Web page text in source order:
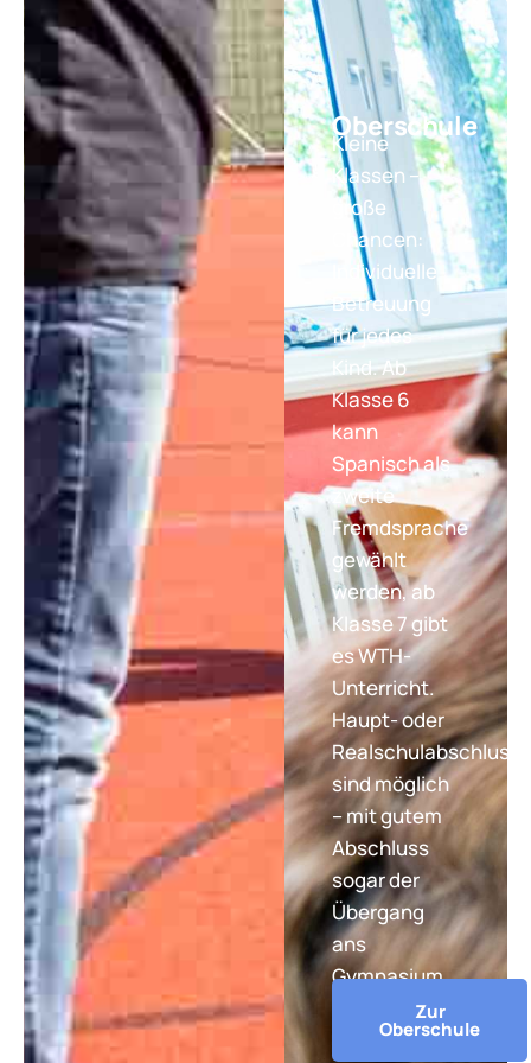
Oberschule
Kleine
Klassen –
große
Chancen:
Individuelle
Betreuung
für jedes
Kind. Ab
Klasse 6
kann
Spanisch als
zweite
Fremdsprache
gewählt
werden, ab
Klasse 7 gibt
es WTH-
Unterricht.
Haupt- oder
Realschulabschluss
sind möglich
– mit gutem
Abschluss
sogar der
Übergang
ans
Gymnasium.
Zur
Oberschule